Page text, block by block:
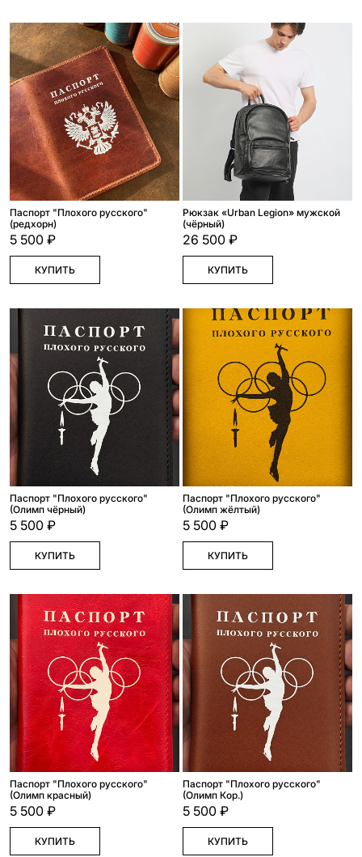
Паспорт "Плохого русского"
(редхорн)
5 500 ₽
КУПИТЬ
Рюкзак «Urban Legion» мужской
(чёрный)
26 500 ₽
КУПИТЬ
Паспорт "Плохого русского"
(Олимп чёрный)
5 500 ₽
КУПИТЬ
Паспорт "Плохого русского"
(Олимп жёлтый)
5 500 ₽
КУПИТЬ
Паспорт "Плохого русского"
(Олимп красный)
5 500 ₽
КУПИТЬ
Паспорт "Плохого русского"
(Олимп Кор.)
5 500 ₽
КУПИТЬ